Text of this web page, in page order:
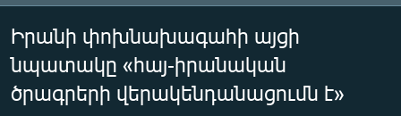
հիմնական
մենյուին
ՈրոնումԸՆՏՐՈՒԹՅՈՒՆՆԵՐ 2026
ԻՐԱՎՈՒՆՔ
Իրանի փոխնախագահի այցի
նպատակը «հայ-իրանական
ծրագրերի վերակենդանացումն է»